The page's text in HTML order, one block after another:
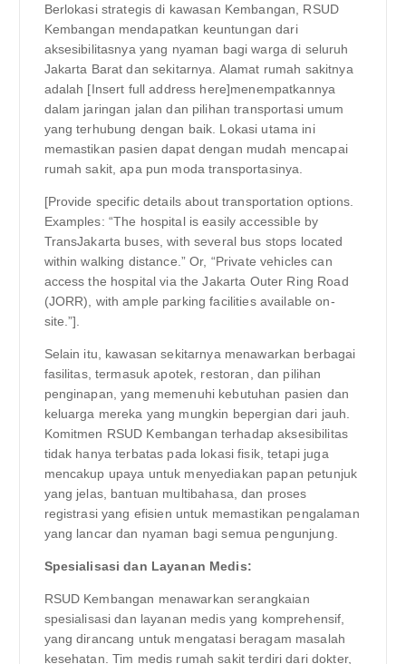
Berlokasi strategis di kawasan Kembangan, RSUD
Kembangan mendapatkan keuntungan dari
aksesibilitasnya yang nyaman bagi warga di seluruh
Jakarta Barat dan sekitarnya. Alamat rumah sakitnya
adalah [Insert full address here]menempatkannya
dalam jaringan jalan dan pilihan transportasi umum
yang terhubung dengan baik. Lokasi utama ini
memastikan pasien dapat dengan mudah mencapai
rumah sakit, apa pun moda transportasinya.
[Provide specific details about transportation options.
Examples: “The hospital is easily accessible by
TransJakarta buses, with several bus stops located
within walking distance.” Or, “Private vehicles can
access the hospital via the Jakarta Outer Ring Road
(JORR), with ample parking facilities available on-
site.”].
Selain itu, kawasan sekitarnya menawarkan berbagai
fasilitas, termasuk apotek, restoran, dan pilihan
penginapan, yang memenuhi kebutuhan pasien dan
keluarga mereka yang mungkin bepergian dari jauh.
Komitmen RSUD Kembangan terhadap aksesibilitas
tidak hanya terbatas pada lokasi fisik, tetapi juga
mencakup upaya untuk menyediakan papan petunjuk
yang jelas, bantuan multibahasa, dan proses
registrasi yang efisien untuk memastikan pengalaman
yang lancar dan nyaman bagi semua pengunjung.
Spesialisasi dan Layanan Medis:
RSUD Kembangan menawarkan serangkaian
spesialisasi dan layanan medis yang komprehensif,
yang dirancang untuk mengatasi beragam masalah
kesehatan. Tim medis rumah sakit terdiri dari dokter,